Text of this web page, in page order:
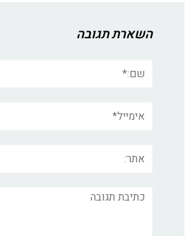
השארת תגובה
תגובה